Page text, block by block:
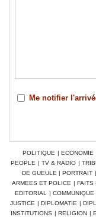
Me notifier
POLITIQUE | ECONOMIE
PEOPLE | TV & RADIO |
DE GUEULE | PORTRAIT |
ARMEES ET POLICE | FAITS
EDITORIAL
| COMMUNIQUE
JUSTICE | DIPLOMATIE |
INSTITUTIONS | RELIGION |